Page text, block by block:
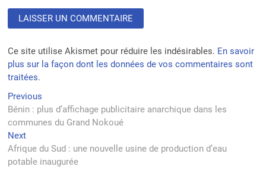
Ce site utilise Akismet pour réduire les indésirables. En savoir
plus sur la façon dont les données de vos commentaires sont
traitées.
Navigation
de
l’article
Previous
post:
Bénin : plus d’affichage publicitaire anarchique dans les
communes du Grand Nokoué
NextNext
post:
Afrique du Sud : une nouvelle usine de production d’eau
potable inaugurée